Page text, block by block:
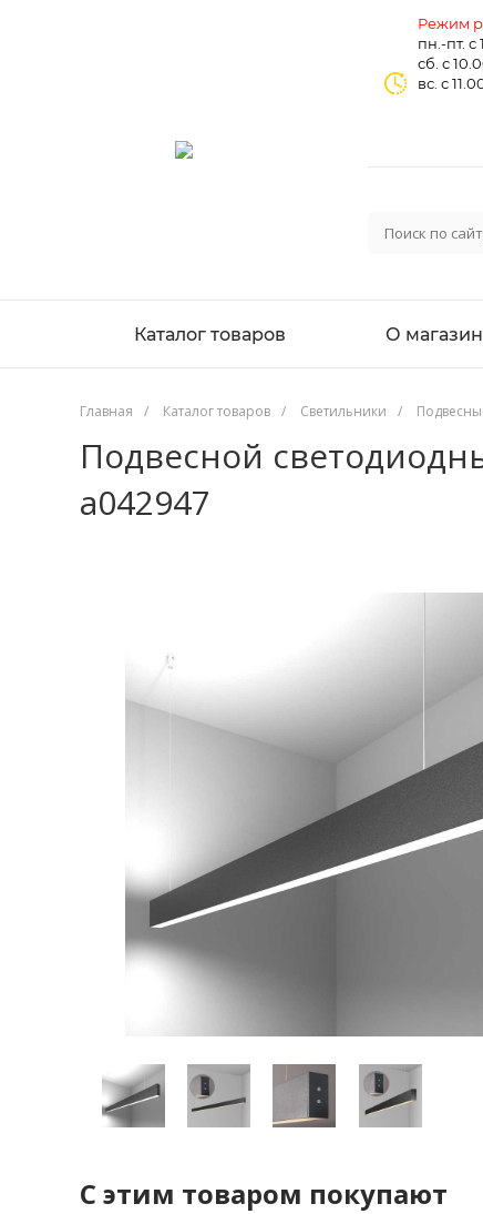
Режим
пн.-пт. с
сб. с
вс. с
Каталог товаров О
Главная / Каталог товаров / Светильники /
Подвесной
a042947
C этим товаром покупают